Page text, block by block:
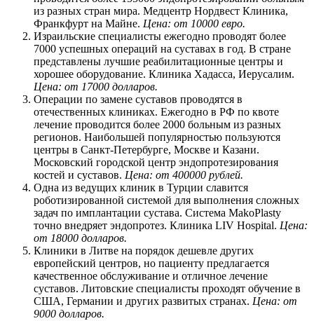
из разных стран мира. Медцентр Нордвест Клиника,
Франкфурт на Майне. Цена: от 10000 евро.
Израильские специалисты ежегодно проводят более
7000 успешных операций на суставах в год. В стране
представлены лучшие реабилитационные центры и
хорошее оборудование. Клиника Хадасса, Иерусалим.
Цена: от 17000 долларов.
Операции по замене суставов проводятся в
отечественных клиниках. Ежегодно в РФ по квоте
лечение проводится более 2000 больным из разных
регионов. Наибольшей популярностью пользуются
центры в Санкт-Петербурге, Москве и Казани.
Московский городской центр эндопротезирования
костей и суставов. Цена: от 400000 рублей.
Одна из ведущих клиник в Турции славится
роботизированной системой для выполнения сложных
задач по имплантации сустава. Система MakoPlasty
точно внедряет эндопротез. Клиника LIV Hospital. Цена:
от 18000 долларов.
Клиники в Литве на порядок дешевле других
европейский центров, но пациенту предлагается
качественное обслуживание и отличное лечение
суставов. Литовские специалисты проходят обучение в
США, Германии и других развитых странах. Цена: от
9000 долларов.